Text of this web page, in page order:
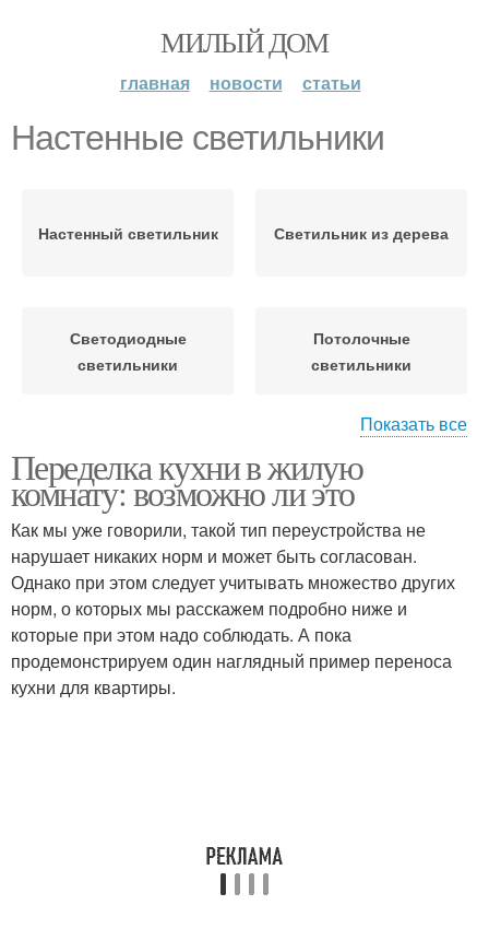
МИЛЫЙ ДОМ
главная новости статьи
Настенные светильники
Настенный светильник Светильник из дерева
Светодиодные
светильники
Потолочные
светильники
потолка
Показать все
Переделка кухни в жилую
комнату: возможно ли это
Как мы уже говорили, такой тип переустройства не
нарушает никаких норм и может быть согласован.
Однако при этом следует учитывать множество других
норм, о которых мы расскажем подробно ниже и
которые при этом надо соблюдать. А пока
продемонстрируем один наглядный пример переноса
кухни для квартиры.